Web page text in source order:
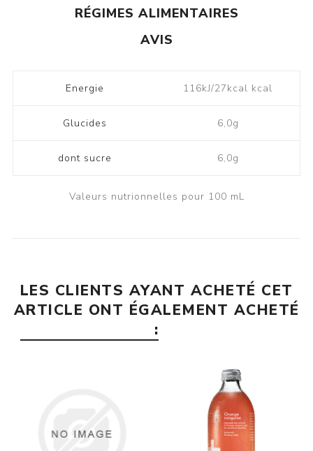
RÉGIMES ALIMENTAIRES
AVIS
Energie 116kJ/27kcal kcal
Glucides 6,0g
dont sucre 6,0g
Valeurs nutrionnelles pour 100 mL
LES CLIENTS AYANT ACHETÉ CET
ARTICLE ONT ÉGALEMENT ACHETÉ
: